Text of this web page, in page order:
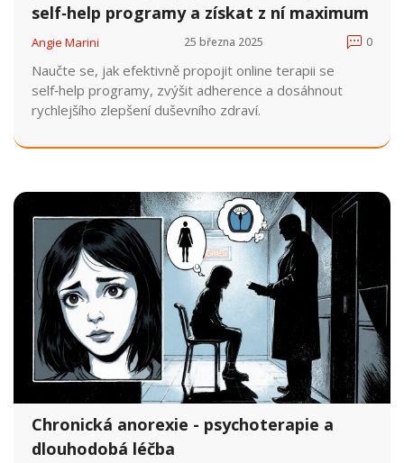
self‑help programy a získat z ní maximum
Angie Marini 25 března 2025 0
Naučte se, jak efektivně propojit online terapii se
self‑help programy, zvýšit adherence a dosáhnout
rychlejšího zlepšení duševního zdraví.
Chronická anorexie - psychoterapie a
dlouhodobá léčba